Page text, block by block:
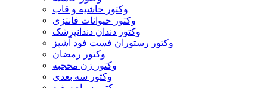
وکتور حاشیه و قاب
وکتور حیوانات فانتزی
وکتور دندان دندانپزشک
وکتور رستوران فست فود آشپز
وکتور رمضان
وکتور زن محجبه
وکتور سه بعدی